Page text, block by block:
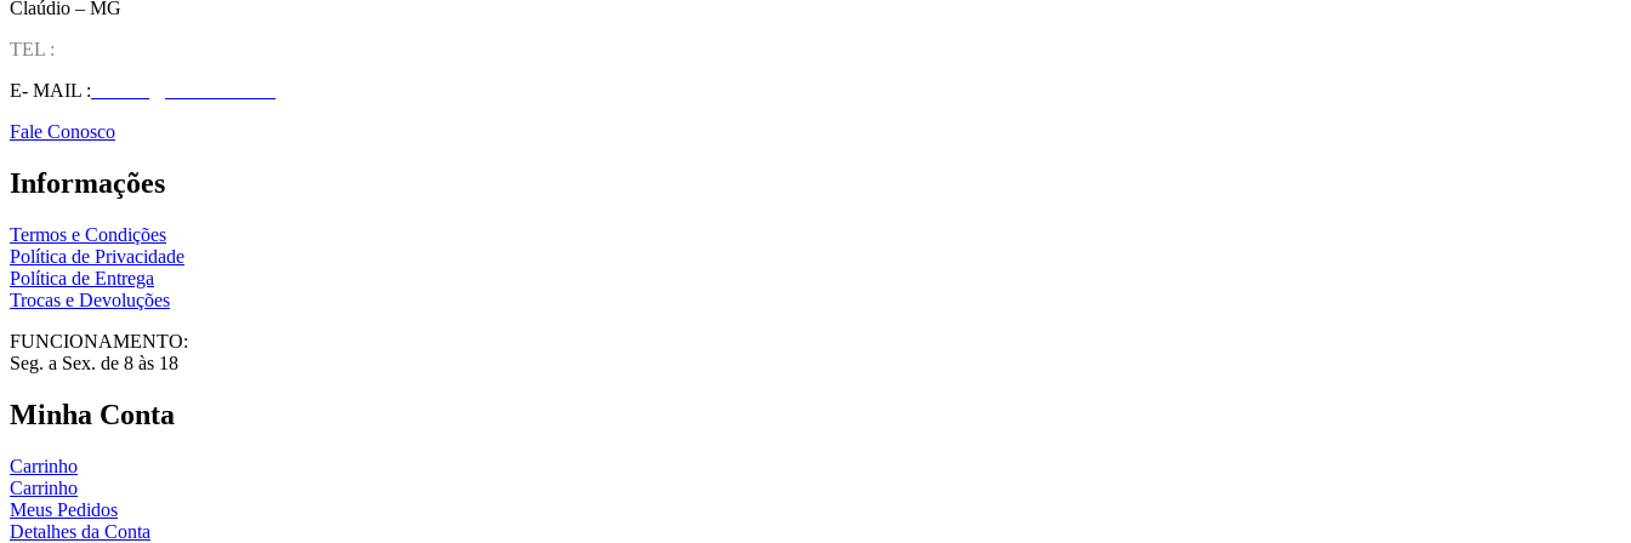
Claúdio – MG
TEL :
E- MAIL :
Fale Conosco
Informações
Termos e Condições
Política de Privacidade
Política de Entrega
Trocas e Devoluções
FUNCIONAMENTO:
Seg. a Sex. de 8 às 18
Minha Conta
Carrinho
Carrinho
Meus Pedidos
Detalhes da Conta